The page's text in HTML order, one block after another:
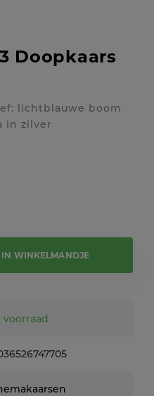
Doopkaars
lichtblauwe boom
in zilver
IN WINKELMANDJE
voorraad